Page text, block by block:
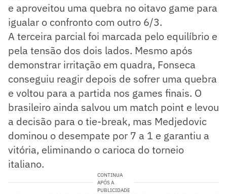
e aproveitou uma quebra no oitavo game para
igualar o confronto com outro 6/3.
A terceira parcial foi marcada pelo equilíbrio e
pela tensão dos dois lados. Mesmo após
demonstrar irritação em quadra, Fonseca
conseguiu reagir depois de sofrer uma quebra
e voltou para a partida nos games finais. O
brasileiro ainda salvou um match point e levou
a decisão para o tie-break, mas Medjedovic
dominou o desempate por 7 a 1 e garantiu a
vitória, eliminando o carioca do torneio
italiano.
CONTINUA
APÓS A
PUBLICIDADE